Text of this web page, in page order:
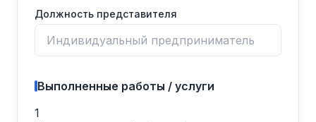
Должность представителя
Выполненные работы / услуги
1